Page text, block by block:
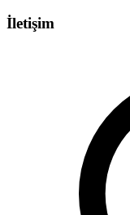
İletişim